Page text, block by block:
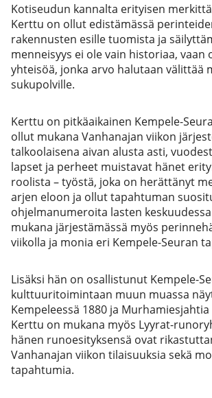
Kotiseudun kannalta erityisen
Kerttu on ollut edistämässä
rakennusten esille tuomista ja
menneisyys ei ole vain historiaa, vaan
yhteisöä, jonka arvo halutaan välittää
sukupolville.
Kerttu on pitkäaikainen Kempele-
ollut mukana Vanhanajan viikon
talkoolaisena aivan alusta asti,
lapset ja perheet muistavat hänet
roolista – työstä, joka on herättänyt
arjen eloon ja ollut tapahtuman
ohjelmanumeroita lasten
mukana järjestämässä myös
viikolla ja monia eri Kempele-Seuran
Lisäksi hän on osallistunut Kempele-
kulttuuritoimintaan muun muassa
Kempeleessä 1880 ja
Kerttu on mukana myös Lyyrat-
hänen runoesityksensä ovat
Vanhanajan viikon tilaisuuksia sekä
tapahtumia.